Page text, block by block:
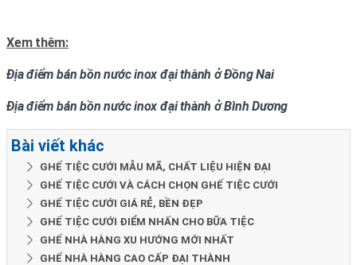
Xem thêm:
Địa điểm bán bồn nước inox đại thành ở Đồng Nai
Địa điểm bán bồn nước inox đại thành ở Bình Dương
Bài viết khác
GHẾ TIỆC CƯỚI MẪU MÃ, CHẤT LIỆU HIỆN ĐẠI
GHẾ TIỆC CƯỚI VÀ CÁCH CHỌN GHẾ TIỆC CƯỚI
GHẾ TIỆC CƯỚI GIÁ RẺ, BỀN ĐẸP
GHẾ TIỆC CƯỚI ĐIỂM NHẤN CHO BỮA TIỆC
GHẾ NHÀ HÀNG XU HƯỚNG MỚI NHẤT
GHẾ NHÀ HÀNG CAO CẤP ĐẠI THÀNH